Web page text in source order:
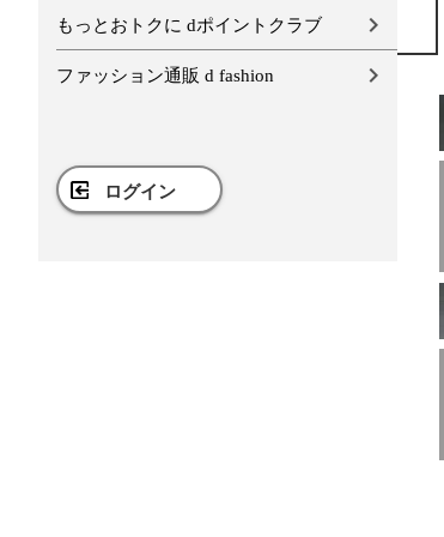
もっとおトクに dポイントクラブ
ファッション通販 d fashion
ログイン